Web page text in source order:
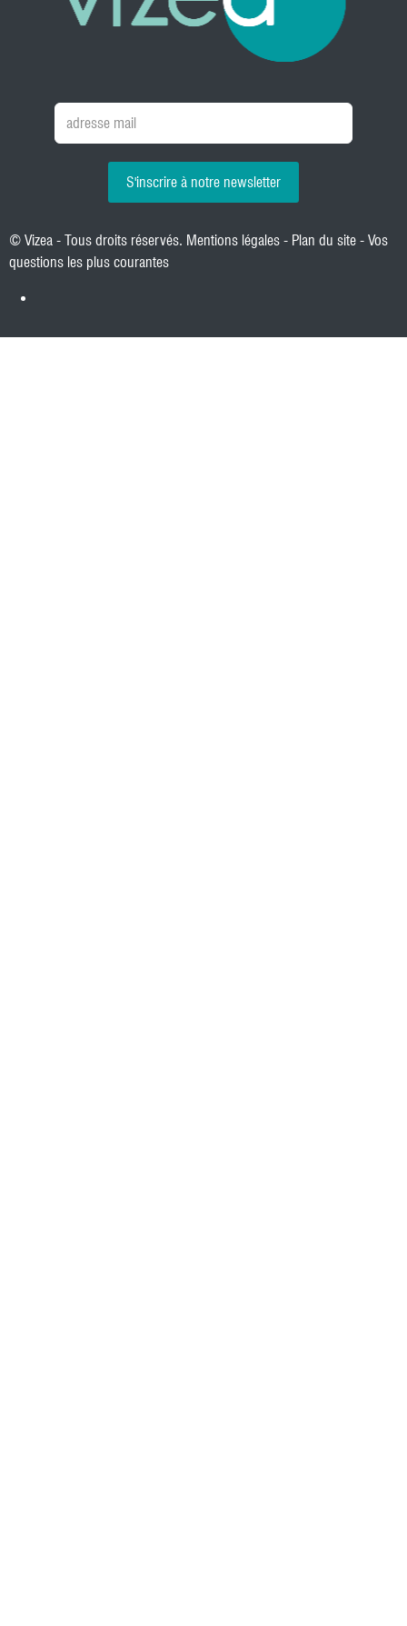
S'inscrire à notre newsletter
© Vizea - Tous droits réservés. Mentions légales - Plan du site - Vos
questions les plus courantes